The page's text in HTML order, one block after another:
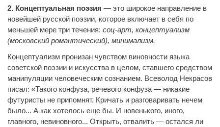
2. Концептуальная поэзия — это широкое направление в
новейшей русской поэзии, которое включает в себя по
меньшей мере три течения: соц-арт, концептуализм
(московский романтический), минимализм.
Концептуализм пронизан чувством виновности языка
советской поэзии и искусства в целом, ставшего средством
манипуляции человеческим сознанием. Всеволод Некрасов
писал: «Такого конфуза, речевого конфуза — никакие
футуристы не припомнят. Кричать и разговаривать нечем
было... А как хотелось еще бы. И новенького, иного,
главного, невиновного... Открыть, отвалить — остался ли